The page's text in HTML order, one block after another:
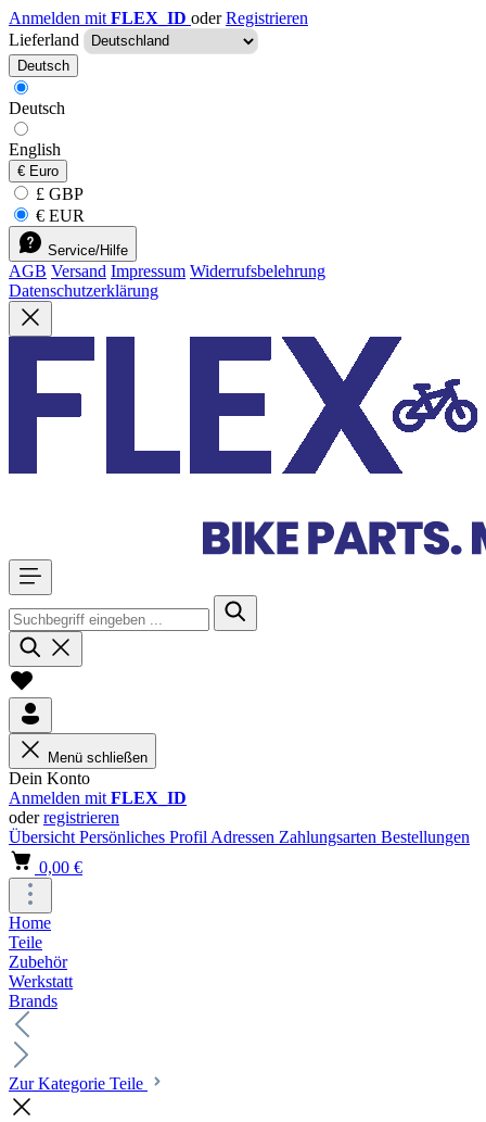
Anmelden mit FLEX_ID oder Registrieren
Lieferland
Deutsch
Deutsch
English
€ Euro
£ GBP
€ EUR
Service/Hilfe
AGB Versand Impressum Widerrufsbelehrung
Datenschutzerklärung
Menü schließen
Dein Konto
Anmelden mit FLEX_ID
oderregistrieren
Übersicht Persönliches Profil Adressen Zahlungsarten Bestellungen
0,00 €
Home
Teile
Zubehör
Werkstatt
Brands
Zur Kategorie Teile